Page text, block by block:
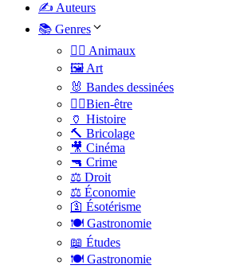
✍️ Auteurs
📚 Genres
🐕‍🦺 Animaux
🖼️ Art
🐰 Bandes dessinées
🧑‍⚕️Bien-être
🏺 Histoire
🔨 Bricolage
🎥 Cinéma
🔫 Crime
⚖️ Droit
⚖️ Économie
🛐 Ésotérisme
🍽️ Gastronomie
📖 Études
🍽️ Gastronomie